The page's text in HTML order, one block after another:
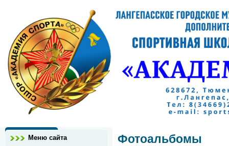
Меню сайта
Фотоальбомы